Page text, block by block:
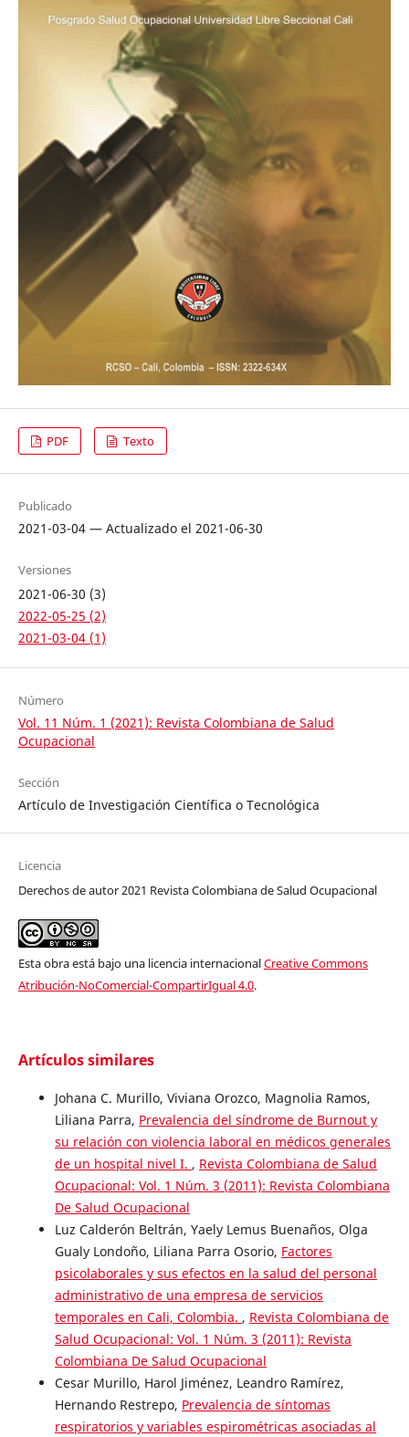
PDF Texto
Publicado
2021-03-04 — Actualizado el 2021-06-30
Versiones
2021-06-30 (3)
2022-05-25 (2)
2021-03-04 (1)
Número
Vol. 11 Núm. 1 (2021): Revista Colombiana de Salud
Ocupacional
Sección
Artículo de Investigación Científica o Tecnológica
Licencia
Derechos de autor 2021 Revista Colombiana de Salud Ocupacional
Esta obra está bajo una licencia internacionalCreative Commons
Atribución-NoComercial-CompartirIgual 4.0.
Artículos similares
Johana C. Murillo, Viviana Orozco, Magnolia Ramos,
Liliana Parra, Prevalencia del síndrome de Burnout y
su relación con violencia laboral en médicos generales
de un hospital nivel I. , Revista Colombiana de Salud
Ocupacional: Vol. 1 Núm. 3 (2011): Revista Colombiana
De Salud Ocupacional
Luz Calderón Beltrán, Yaely Lemus Buenaños, Olga
Gualy Londoño, Liliana Parra Osorio, Factores
psicolaborales y sus efectos en la salud del personal
administrativo de una empresa de servicios
temporales en Cali, Colombia. , Revista Colombiana de
Salud Ocupacional: Vol. 1 Núm. 3 (2011): Revista
Colombiana De Salud Ocupacional
Cesar Murillo, Harol Jiménez, Leandro Ramírez,
Hernando Restrepo, Prevalencia de síntomas
respiratorios y variables espirométricas asociadas al